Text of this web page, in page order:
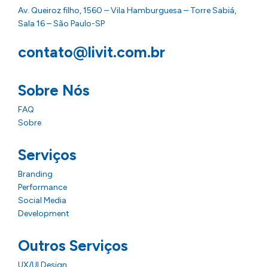
Av. Queiroz filho, 1560 – Vila Hamburguesa – Torre Sabiá,
Sala 16 – São Paulo-SP
contato@livit.com.br
Sobre Nós
FAQ
Sobre
Serviços
Branding
Performance
Social Media
Development
Outros Serviços